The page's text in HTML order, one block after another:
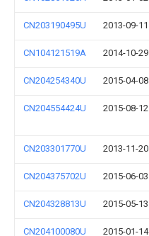
CN203190495U 2013-09-11
CN104121519A 2014-10-29
CN204254340U 2015-04-08
CN204554424U 2015-08-12
CN203301770U 2013-11-20
CN204375702U 2015-06-03
CN204328813U 2015-05-13
CN204100080U 2015-01-14